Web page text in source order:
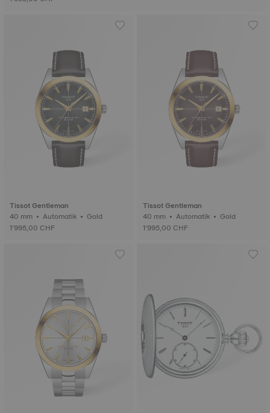
Tissot Gentleman
40 mm • Automatik • Gold
1’995,00 CHF
Tissot Gentleman
40 mm • Automatik • Gold
1’995,00 CHF